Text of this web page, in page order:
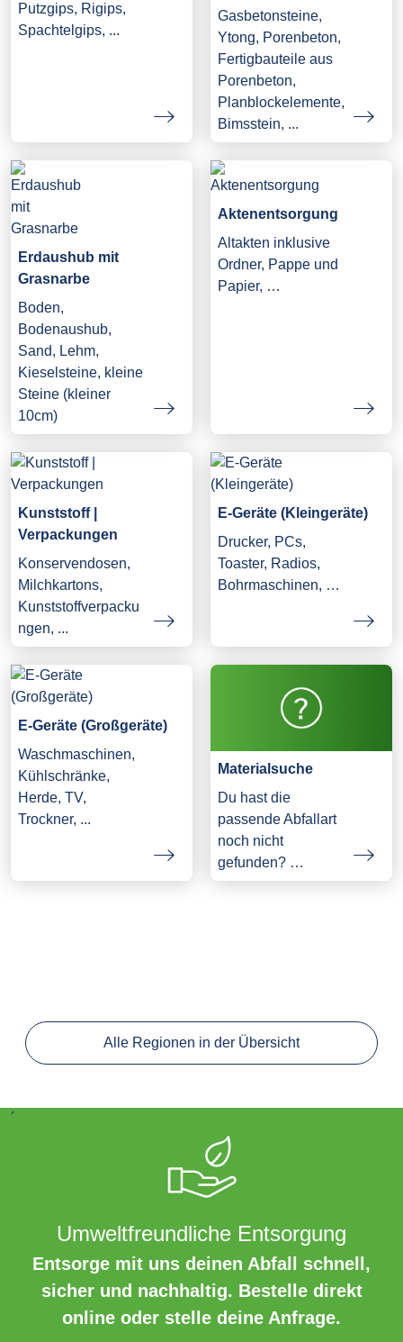
Putzgips, Rigips,
Spachtelgips, ...
Gasbetonsteine,
Ytong, Porenbeton,
Fertigbauteile aus
Porenbeton,
Planblockelemente,
Bimsstein, ...
Erdaushub mit
Grasnarbe
Boden,
Bodenaushub,
Sand, Lehm,
Kieselsteine, kleine
Steine (kleiner
10cm)
Aktenentsorgung
Altakten inklusive
Ordner, Pappe und
Papier, …
Kunststoff |
Verpackungen
Konservendosen,
Milchkartons,
Kunststoffverpacku
ngen, ...
E-Geräte (Kleingeräte)
Drucker, PCs,
Toaster, Radios,
Bohrmaschinen, …
E-Geräte (Großgeräte)
Waschmaschinen,
Kühlschränke,
Herde, TV,
Trockner, ...
Materialsuche
Du hast die
passende Abfallart
noch nicht
gefunden? …
Alle Regionen in der Übersicht
´
Umweltfreundliche Entsorgung
Entsorge mit uns deinen Abfall schnell,
sicher und nachhaltig. Bestelle direkt
online oder stelle deine Anfrage.